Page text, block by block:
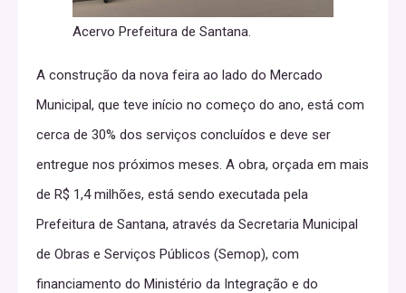
Acervo Prefeitura de Santana.
A construção da nova feira ao lado do Mercado
Municipal, que teve início no começo do ano, está com
cerca de 30% dos serviços concluídos e deve ser
entregue nos próximos meses. A obra, orçada em mais
de R$ 1,4 milhões, está sendo executada pela
Prefeitura de Santana, através da Secretaria Municipal
de Obras e Serviços Públicos (Semop), com
financiamento do Ministério da Integração e do